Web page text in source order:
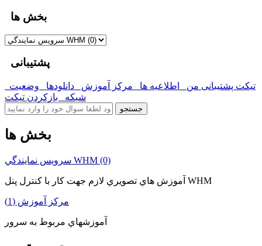
بخش ها
پشتیبانی
تیکت پشتیبانی من اطلاعیه ها مرکز آموزش دانلودها
وضعیت
شبکه
بازکردن تیکت
بخش ها
سرويس نمايندگي WHM (0)
آموزش هاي تصويري لازم جهت کار با کنترل پنل WHM
مرکز آموزش (1)
آموزشهاي مربوط به سرور